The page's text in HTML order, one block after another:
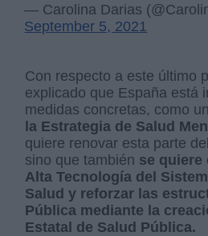
— Carolina Darias
September 5, 2021
Con respecto a este último
explicado que España está
medidas concretas, como
la Estrategia de Salud
quiere renovar esta parte
sino que también se quiere
Alta Tecnología del
Salud y reforzar las
Pública mediante la
Estatal de Salud Pública.